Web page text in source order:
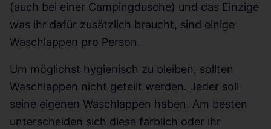
(auch bei einer Campingdusche) und das Einzige
was ihr dafür zusätzlich braucht, sind einige
Waschlappen pro Person.
Um möglichst hygienisch zu bleiben, sollten
Waschlappen nicht geteilt werden. Jeder soll
seine eigenen Waschlappen haben. Am besten
unterscheiden sich diese farblich oder ihr